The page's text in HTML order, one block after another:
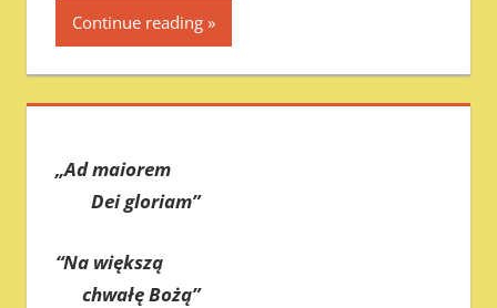
Continue reading
„Ad maiorem
Dei gloriam”
“Na większą
chwałę Bożą”